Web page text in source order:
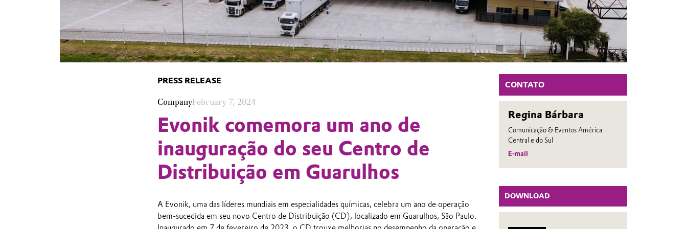
CONTATO
Regina Bárbara
Comunicação & Eventos América
Central e do Sul
E-mail
DOWNLOAD
PRESS RELEASE
CompanyFebruary 7, 2024
Evonik comemora um ano de
inauguração do seu Centro de
Distribuição em Guarulhos
A Evonik, uma das líderes mundiais em especialidades químicas, celebra um ano de operação
bem-sucedida em seu novo Centro de Distribuição (CD), localizado em Guarulhos, São Paulo.